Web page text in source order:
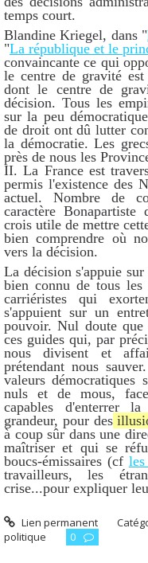
temps court.
Blandine Kriegel, dans "
"La république et le
convaincante ce qui
le centre de gravité
dont le centre de
décision. Tous les
sur la peu démocratique
de droit ont dû lutter
la démocratie. Les
près de nous les
II. La France est
permis l'existence des
actuel. Nombre de
caractère
crois utile de mettre
bien comprendre où
vers la décision.
La décision s'appuie
bien connu de tous les
carriéristes qui
s'appuient sur un
pouvoir. Nul doute
ces guides qui, par
nous divisent et
prétendant nous
valeurs démocratiques
nuls et de mous,
capables d'enterrer
grandeur, pour des
à coup sûr dans une
maîtriser et qui se
boucs-émissaires (cf
travailleurs, les
crise...pour expliquer
Lien permanent
politique
0